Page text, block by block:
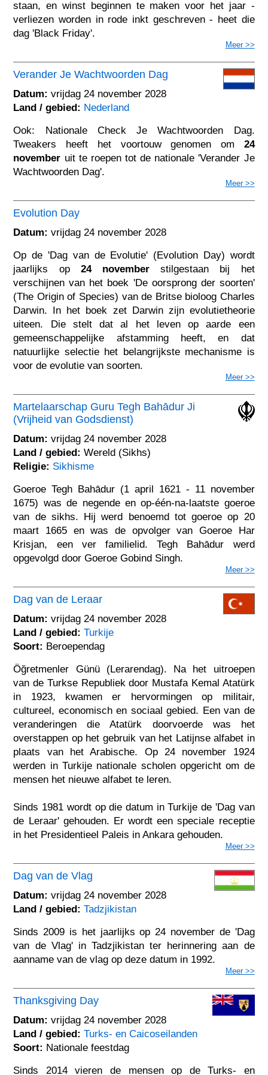
staan, en winst beginnen te maken voor het jaar -
verliezen worden in rode inkt geschreven - heet die
dag 'Black Friday'.
Meer >>
Verander Je Wachtwoorden Dag
Datum: vrijdag 24 november 2028
Land / gebied: Nederland
Ook: Nationale Check Je Wachtwoorden Dag.
Tweakers heeft het voortouw genomen om 24
november uit te roepen tot de nationale 'Verander Je
Wachtwoorden Dag'.
Meer >>
Evolution Day
Datum: vrijdag 24 november 2028
Op de 'Dag van de Evolutie' (Evolution Day) wordt
jaarlijks op 24 november stilgestaan bij het
verschijnen van het boek 'De oorsprong der soorten'
(The Origin of Species) van de Britse bioloog Charles
Darwin. In het boek zet Darwin zijn evolutietheorie
uiteen. Die stelt dat al het leven op aarde een
gemeenschappelijke afstamming heeft, en dat
natuurlijke selectie het belangrijkste mechanisme is
voor de evolutie van soorten.
Meer >>
Martelaarschap Guru Tegh Bahādur Ji
(Vrijheid van Godsdienst)
Datum: vrijdag 24 november 2028
Land / gebied: Wereld (Sikhs)
Religie: Sikhisme
Goeroe Tegh Bahādur (1 april 1621 - 11 november
1675) was de negende en op-één-na-laatste goeroe
van de sikhs. Hij werd benoemd tot goeroe op 20
maart 1665 en was de opvolger van Goeroe Har
Krisjan, een ver familielid. Tegh Bahādur werd
opgevolgd door Goeroe Gobind Singh.
Meer >>
Dag van de Leraar
Datum: vrijdag 24 november 2028
Land / gebied: Turkije
Soort: Beroependag
Öğretmenler Günü (Lerarendag). Na het uitroepen
van de Turkse Republiek door Mustafa Kemal Atatürk
in 1923, kwamen er hervormingen op militair,
cultureel, economisch en sociaal gebied. Een van de
veranderingen die Atatürk doorvoerde was het
overstappen op het gebruik van het Latijnse alfabet in
plaats van het Arabische. Op 24 november 1924
werden in Turkije nationale scholen opgericht om de
mensen het nieuwe alfabet te leren.
Sinds 1981 wordt op die datum in Turkije de 'Dag van
de Leraar' gehouden. Er wordt een speciale receptie
in het Presidentieel Paleis in Ankara gehouden.
Meer >>
Dag van de Vlag
Datum: vrijdag 24 november 2028
Land / gebied: Tadzjikistan
Sinds 2009 is het jaarlijks op 24 november de 'Dag
van de Vlag' in Tadzjikistan ter herinnering aan de
aanname van de vlag op deze datum in 1992.
Meer >>
Thanksgiving Day
Datum: vrijdag 24 november 2028
Land / gebied: Turks- en Caicoseilanden
Soort: Nationale feestdag
Sinds 2014 vieren de mensen op de Turks- en